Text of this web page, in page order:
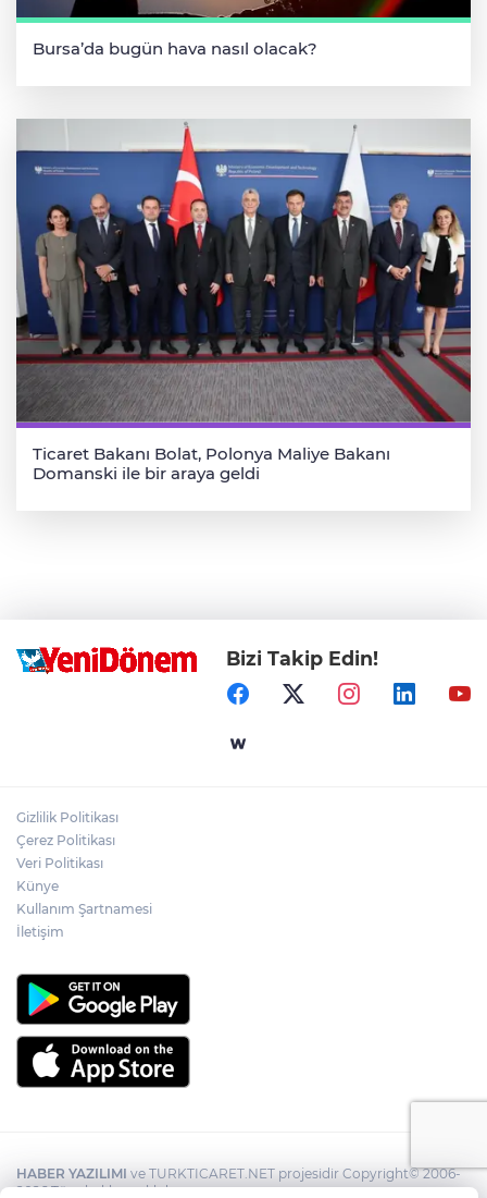
Bursa’da bugün hava nasıl olacak?
Ticaret Bakanı Bolat, Polonya Maliye Bakanı
Domanski ile bir araya geldi
Bizi Takip Edin!
Gizlilik Politikası
Çerez Politikası
Veri Politikası
Künye
Kullanım Şartnamesi
İletişim
HABER YAZILIMI ve TURKTICARET.NET projesidir Copyright© 2006-
2026 Tüm hakları saklıdır.